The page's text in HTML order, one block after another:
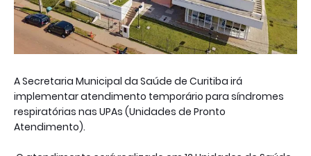
A Secretaria Municipal da Saúde de Curitiba irá
implementar atendimento temporário para síndromes
respiratórias nas UPAs (Unidades de Pronto
Atendimento).